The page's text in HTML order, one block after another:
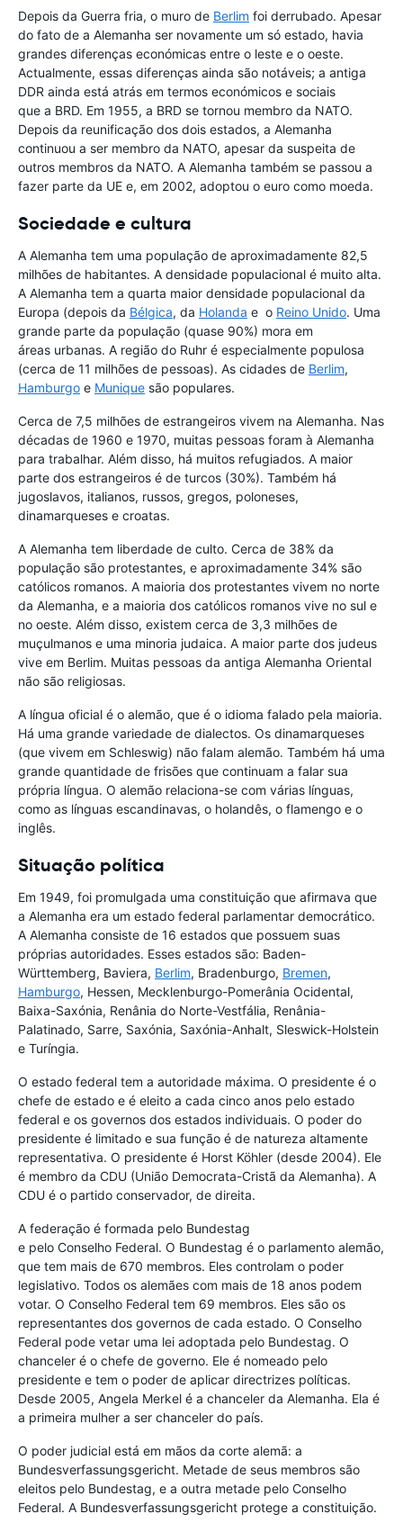
Depois da Guerra fria, o muro de Berlim foi derrubado. Apesar
do fato de a Alemanha ser novamente um só estado, havia
grandes diferenças económicas entre o leste e o oeste.
Actualmente, essas diferenças ainda são notáveis; a antiga
DDR ainda está atrás em termos económicos e sociais
que a BRD. Em 1955, a BRD se tornou membro da NATO.
Depois da reunificação dos dois estados, a Alemanha
continuou a ser membro da NATO, apesar da suspeita de
outros membros da NATO. A Alemanha também se passou a
fazer parte da UE e, em 2002, adoptou o euro como moeda.
Sociedade e cultura
A Alemanha tem uma população de aproximadamente 82,5
milhões de habitantes. A densidade populacional é muito alta.
A Alemanha tem a quarta maior densidade populacional da
Europa (depois da Bélgica, da Holanda e o Reino Unido. Uma
grande parte da população (quase 90%) mora em
áreas urbanas. A região do Ruhr é especialmente populosa
(cerca de 11 milhões de pessoas). As cidades de Berlim,
Hamburgo e Munique são populares.
Cerca de 7,5 milhões de estrangeiros vivem na Alemanha. Nas
décadas de 1960 e 1970, muitas pessoas foram à Alemanha
para trabalhar. Além disso, há muitos refugiados. A maior
parte dos estrangeiros é de turcos (30%). Também há
jugoslavos, italianos, russos, gregos, poloneses,
dinamarqueses e croatas.
A Alemanha tem liberdade de culto. Cerca de 38% da
população são protestantes, e aproximadamente 34% são
católicos romanos. A maioria dos protestantes vivem no norte
da Alemanha, e a maioria dos católicos romanos vive no sul e
no oeste. Além disso, existem cerca de 3,3 milhões de
muçulmanos e uma minoria judaica. A maior parte dos judeus
vive em Berlim. Muitas pessoas da antiga Alemanha Oriental
não são religiosas.
A língua oficial é o alemão, que é o idioma falado pela maioria.
Há uma grande variedade de dialectos. Os dinamarqueses
(que vivem em Schleswig) não falam alemão. Também há uma
grande quantidade de frisões que continuam a falar sua
própria língua. O alemão relaciona-se com várias línguas,
como as línguas escandinavas, o holandês, o flamengo e o
inglês.
Situação política
Em 1949, foi promulgada uma constituição que afirmava que
a Alemanha era um estado federal parlamentar democrático.
A Alemanha consiste de 16 estados que possuem suas
próprias autoridades. Esses estados são: Baden-
Württemberg, Baviera, Berlim, Bradenburgo, Bremen,
Hamburgo, Hessen, Mecklenburgo-Pomerânia Ocidental,
Baixa-Saxónia, Renânia do Norte-Vestfália, Renânia-
Palatinado, Sarre, Saxónia, Saxónia-Anhalt, Sleswick-Holstein
e Turíngia.
O estado federal tem a autoridade máxima. O presidente é o
chefe de estado e é eleito a cada cinco anos pelo estado
federal e os governos dos estados individuais. O poder do
presidente é limitado e sua função é de natureza altamente
representativa. O presidente é Horst Köhler (desde 2004). Ele
é membro da CDU (União Democrata-Cristã da Alemanha). A
CDU é o partido conservador, de direita.
A federação é formada pelo Bundestag
e pelo Conselho Federal. O Bundestag é o parlamento alemão,
que tem mais de 670 membros. Eles controlam o poder
legislativo. Todos os alemães com mais de 18 anos podem
votar. O Conselho Federal tem 69 membros. Eles são os
representantes dos governos de cada estado. O Conselho
Federal pode vetar uma lei adoptada pelo Bundestag. O
chanceler é o chefe de governo. Ele é nomeado pelo
presidente e tem o poder de aplicar directrizes políticas.
Desde 2005, Angela Merkel é a chanceler da Alemanha. Ela é
a primeira mulher a ser chanceler do país.
O poder judicial está em mãos da corte alemã: a
Bundesverfassungsgericht. Metade de seus membros são
eleitos pelo Bundestag, e a outra metade pelo Conselho
Federal. A Bundesverfassungsgericht protege a constituição.